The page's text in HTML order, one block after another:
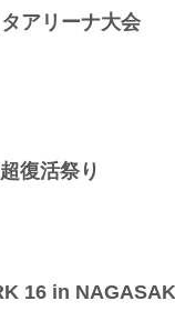
アリーナ大会
復活祭り
16 in